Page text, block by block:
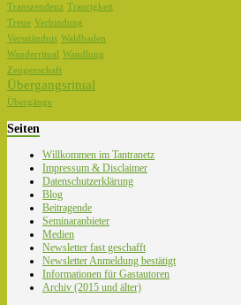
Transzendenz Traurigkeit
Treue Verbindung
Versständnis Waldbaden
Wanderritual Wandlung
Zeugenschaft
Übergangsritual
Übergänge
Seiten
Willkommen im Tantranetz
Impressum & Disclaimer
Datenschutzerklärung
Blog
Beitragende
Seminaranbieter
Medien
Newsletter fast geschafft
Newsletter Anmeldung bestätigt
Informationen für Gastautoren
Archiv (2015 und älter)